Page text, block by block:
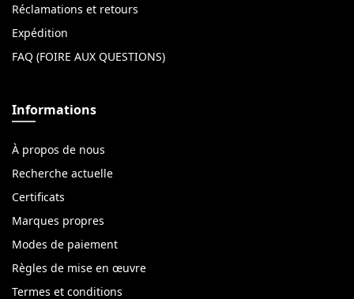
Réclamations et retours
Expédition
FAQ (FOIRE AUX QUESTIONS)
Informations
À propos de nous
Recherche actuelle
Certificats
Marques propres
Modes de paiement
Règles de mise en œuvre
Termes et conditions